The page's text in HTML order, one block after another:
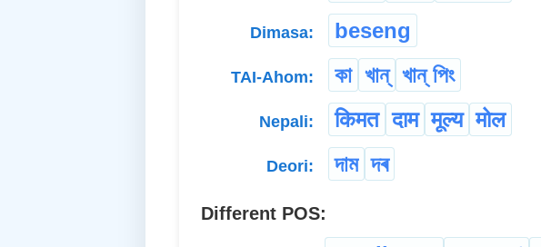
Dimasa: beseng
TAI-Ahom: কা খান্ খান্ পিং
Nepali: किमत दाम मूल्य मोल
Deori: দাম দৰ
Different POS: